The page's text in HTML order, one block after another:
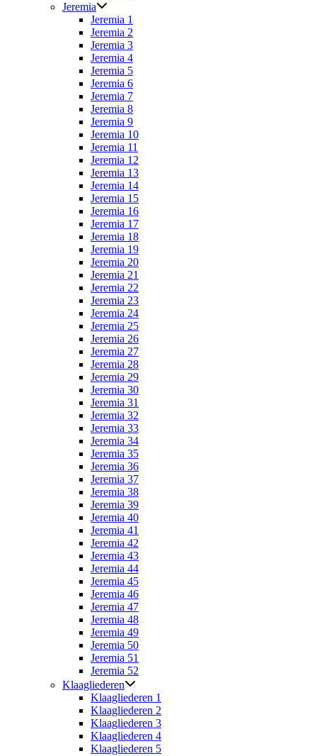
Jeremia
Jeremia 1
Jeremia 2
Jeremia 3
Jeremia 4
Jeremia 5
Jeremia 6
Jeremia 7
Jeremia 8
Jeremia 9
Jeremia 10
Jeremia 11
Jeremia 12
Jeremia 13
Jeremia 14
Jeremia 15
Jeremia 16
Jeremia 17
Jeremia 18
Jeremia 19
Jeremia 20
Jeremia 21
Jeremia 22
Jeremia 23
Jeremia 24
Jeremia 25
Jeremia 26
Jeremia 27
Jeremia 28
Jeremia 29
Jeremia 30
Jeremia 31
Jeremia 32
Jeremia 33
Jeremia 34
Jeremia 35
Jeremia 36
Jeremia 37
Jeremia 38
Jeremia 39
Jeremia 40
Jeremia 41
Jeremia 42
Jeremia 43
Jeremia 44
Jeremia 45
Jeremia 46
Jeremia 47
Jeremia 48
Jeremia 49
Jeremia 50
Jeremia 51
Jeremia 52
Klaagliederen
Klaagliederen 1
Klaagliederen 2
Klaagliederen 3
Klaagliederen 4
Klaagliederen 5